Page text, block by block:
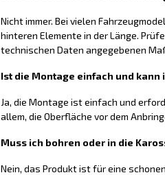
Nicht immer. Bei vielen
hinteren Elemente in der Länge.
technischen Daten angegebenen
Ist die Montage einfach und
Ja, die Montage ist einfach und
allem, die Oberfläche vor dem
Muss ich bohren oder in die
Nein, das Produkt ist für eine